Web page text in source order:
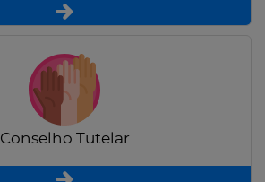
Conselho Tutelar